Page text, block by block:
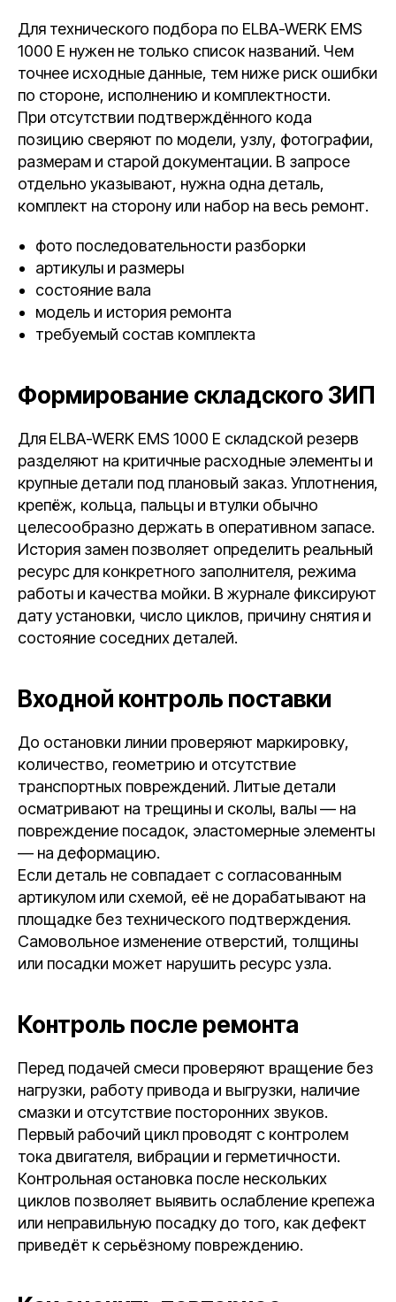
Для технического подбора по ELBA-WERK EMS
1000 E нужен не только список названий. Чем
точнее исходные данные, тем ниже риск ошибки
по стороне, исполнению и комплектности.
При отсутствии подтверждённого кода
позицию сверяют по модели, узлу, фотографии,
размерам и старой документации. В запросе
отдельно указывают, нужна одна деталь,
комплект на сторону или набор на весь ремонт.
фото последовательности разборки
артикулы и размеры
состояние вала
модель и история ремонта
требуемый состав комплекта
Формирование складского ЗИП
Для ELBA-WERK EMS 1000 E складской резерв
разделяют на критичные расходные элементы и
крупные детали под плановый заказ. Уплотнения,
крепёж, кольца, пальцы и втулки обычно
целесообразно держать в оперативном запасе.
История замен позволяет определить реальный
ресурс для конкретного заполнителя, режима
работы и качества мойки. В журнале фиксируют
дату установки, число циклов, причину снятия и
состояние соседних деталей.
Входной контроль поставки
До остановки линии проверяют маркировку,
количество, геометрию и отсутствие
транспортных повреждений. Литые детали
осматривают на трещины и сколы, валы — на
повреждение посадок, эластомерные элементы
— на деформацию.
Если деталь не совпадает с согласованным
артикулом или схемой, её не дорабатывают на
площадке без технического подтверждения.
Самовольное изменение отверстий, толщины
или посадки может нарушить ресурс узла.
Контроль после ремонта
Перед подачей смеси проверяют вращение без
нагрузки, работу привода и выгрузки, наличие
смазки и отсутствие посторонних звуков.
Первый рабочий цикл проводят с контролем
тока двигателя, вибрации и герметичности.
Контрольная остановка после нескольких
циклов позволяет выявить ослабление крепежа
или неправильную посадку до того, как дефект
приведёт к серьёзному повреждению.